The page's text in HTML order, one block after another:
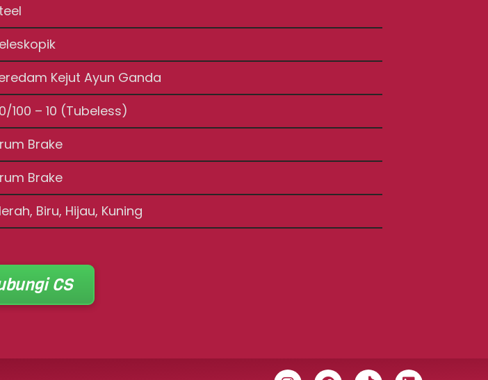
Kejut Ayun Ganda
100 – 10 (Tubeless)
Brake
Brake
Biru, Hijau, Kuning
CS